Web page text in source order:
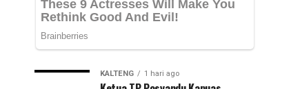
Selatan,
Hadi
Rahman,...
KALTENG 1 hari ago